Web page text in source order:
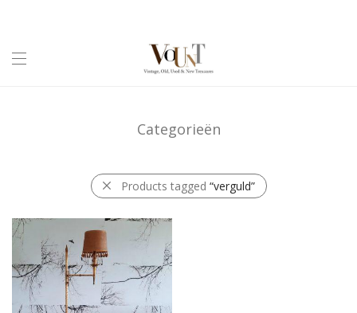
Categorieën
Products tagged “verguld”